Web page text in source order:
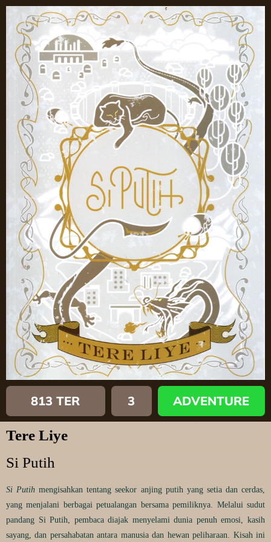
813 TER 3 ADVENTURE
Tere Liye
Si Putih
Si Putih mengisahkan tentang seekor anjing putih yang setia dan cerdas,
yang menjalani berbagai petualangan bersama pemiliknya. Melalui sudut
pandang Si Putih, pembaca diajak menyelami dunia penuh emosi, kasih
sayang, dan persahabatan antara manusia dan hewan peliharaan. Kisah ini